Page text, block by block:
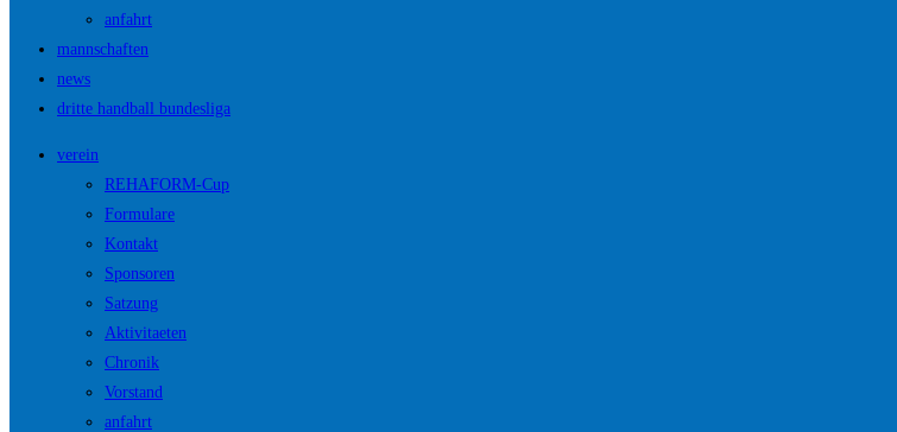
anfahrt
mannschaften
news
dritte handball bundesliga
verein
REHAFORM-Cup
Formulare
Kontakt
Sponsoren
Satzung
Aktivitaeten
Chronik
Vorstand
anfahrt